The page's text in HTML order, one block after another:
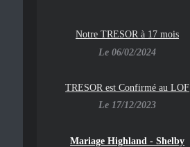
Notre TRESOR à 17 mois
Le 06/02/2024
TRESOR est Confirmé au LOF
Le 17/12/2023
Mariage Highland - Shelby